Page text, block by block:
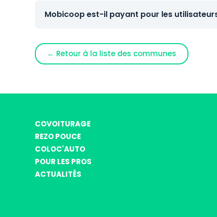
Mobicoop est-il payant pour les
← Retour à la liste des communes
COVOITURAGE
REZO POUCE
COLOC'AUTO
POUR LES PROS
ACTUALITÉS